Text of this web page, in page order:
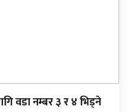
वडा नम्बर ३ र ४ भिड्ने